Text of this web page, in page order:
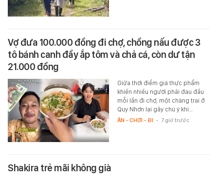
Vợ đưa 100.000 đồng đi chợ, chồng nấu được 3
tô bánh canh đầy ắp tôm và chả cá, còn dư tận
21.000 đồng
Giữa thời điểm giá thực phẩm
khiến nhiều người phải đau đầu
mỗi lần đi chợ, một chàng trai ở
Quy Nhơn lại gây chú ý khi…
ĂN - CHƠI - ĐI - 7 giờ trước
Shakira trẻ mãi không già